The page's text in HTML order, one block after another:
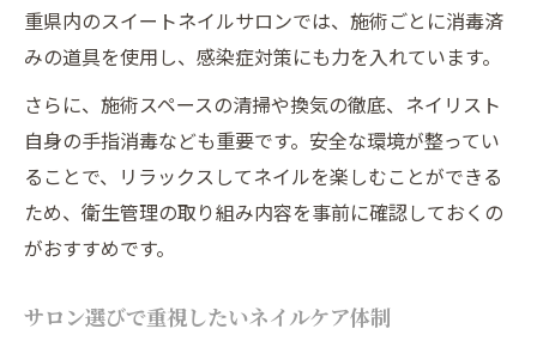
重県内のスイートネイルサロンでは、施術ごとに消毒済
みの道具を使用し、感染症対策にも力を入れています。
さらに、施術スペースの清掃や換気の徹底、ネイリスト
自身の手指消毒なども重要です。安全な環境が整ってい
ることで、リラックスしてネイルを楽しむことができる
ため、衛生管理の取り組み内容を事前に確認しておくの
がおすすめです。
サロン選びで重視したいネイルケア体制